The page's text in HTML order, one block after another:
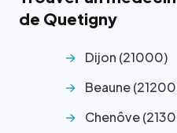
de Quetigny
Dijon (21000)
Beaune
Chenôve